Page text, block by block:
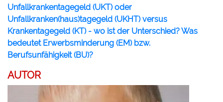
Unfallkrankentagegeld (UKT) oder
Unfallkranken(haus)tagegeld (UKHT) versus
Krankentagegeld (KT) - wo ist der Unterschied? Was
bedeutet Erwerbsminderung (EM) bzw.
Berufsunfähigkeit (BU)?
AUTOR